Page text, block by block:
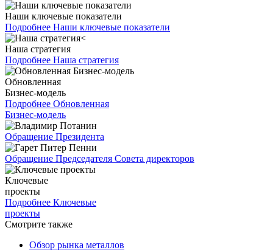
Наши ключевые показатели
Подробнее Наши ключевые показатели
Наша стратегия
Подробнее Наша стратегия
Обновленная
Бизнес-модель
Подробнее Обновленная
Бизнес-модель
Обращение Президента
Обращение Председателя Совета директоров
Ключевые
проекты
Подробнее Ключевые
проекты
Смотрите также
Обзор рынка металлов